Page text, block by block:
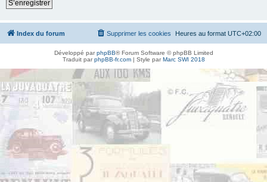
S’enregistrer
Index du forum Heures au format UTC+02:00
Supprimer les cookies
Développé parphpBB® Forum Software © phpBB Limited
Traduit parphpBB-fr.com| Style parMarc SWI 2018